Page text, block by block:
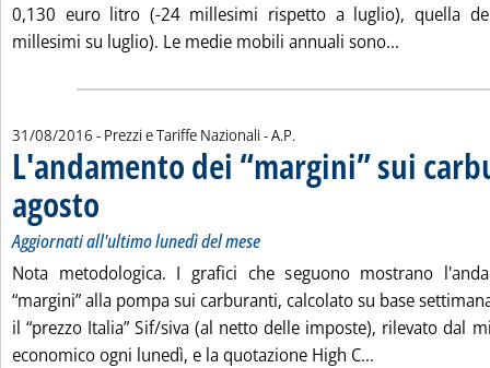
0,130 euro litro (-24 millesimi rispetto a luglio), quella
millesimi su luglio). Le medie mobili annuali sono...
31/08/2016 - Prezzi e Tariffe Nazionali -di:
A.P.
L'andamento dei “margini” sui
agosto
. Sottotitolo: Aggiornati all'ultimo lunedì del mese
. Pubblicata mercoledì 31 agosto 2016 alle 12.39.
Aggiornati all'ultimo lunedì del mese
Nota metodologica. I grafici che seguono mostrano
“margini” alla pompa sui carburanti, calcolato su base
il “prezzo Italia” Sif/siva (al netto delle imposte), rilevato dal
economico ogni lunedì, e la quotazione High C...